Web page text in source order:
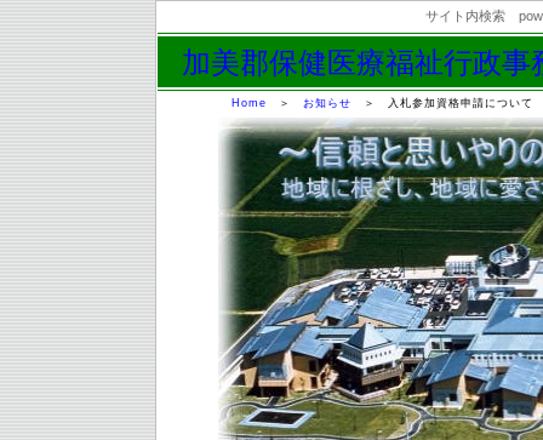
サイト内検索
加美郡保健医療福祉行政事
Home ＞ お知らせ ＞ 入札参加資格申請について